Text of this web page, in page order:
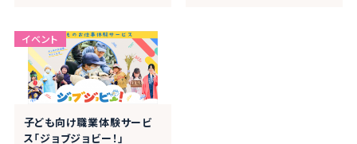
子ども向け職業体験サービ
ス「ジョブジョビー！」